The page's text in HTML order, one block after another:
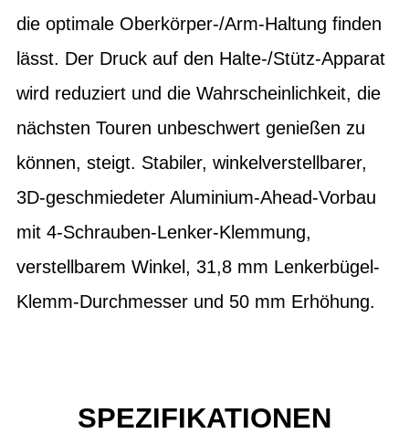
die optimale Oberkörper-/Arm-Haltung finden
lässt. Der Druck auf den Halte-/Stütz-Apparat
wird reduziert und die Wahrscheinlichkeit, die
nächsten Touren unbeschwert genießen zu
können, steigt. Stabiler, winkelverstellbarer,
3D-geschmiedeter Aluminium-Ahead-Vorbau
mit 4-Schrauben-Lenker-Klemmung,
verstellbarem Winkel, 31,8 mm Lenkerbügel-
Klemm-Durchmesser und 50 mm Erhöhung.
SPEZIFIKATIONEN